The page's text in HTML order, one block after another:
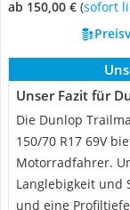
ab 150,00 € ( Sofort
Unser Fazit für
Die Dunlop
150/70 R17 69V
Motorradfahrer.
Langlebigkeit und
und eine